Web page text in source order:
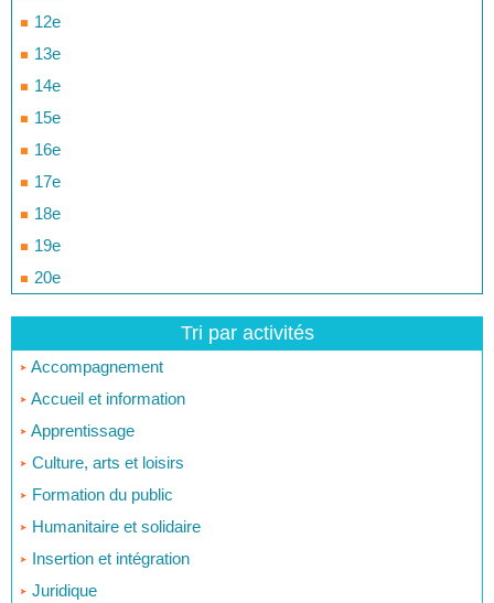
12e
13e
14e
15e
16e
17e
18e
19e
20e
Tri par activités
Accompagnement
Accueil et information
Apprentissage
Culture, arts et loisirs
Formation du public
Humanitaire et solidaire
Insertion et intégration
Juridique